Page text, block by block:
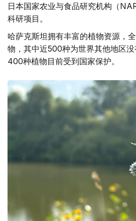
日本国家农业与食品研究机构（
科研项目。
哈萨克斯坦拥有丰富的植物资源，
物，其中近500种为世界其他地区
400种植物目前受到国家保护。